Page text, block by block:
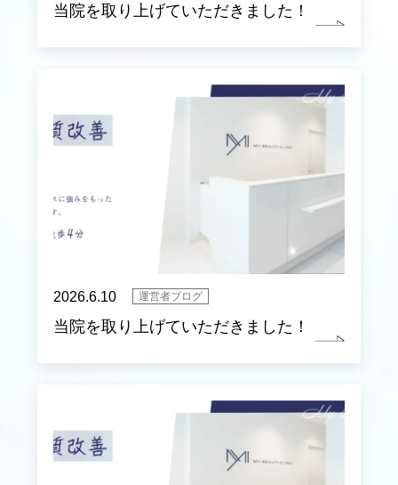
当院を取り上げていただきました！
2026.6.10 運営者ブログ
当院を取り上げていただきました！